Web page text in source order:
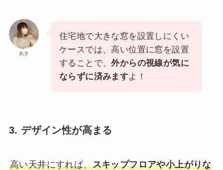
あき
住宅地で大きな窓を設置しにくい
ケースでは、高い位置に窓を設置
することで、外からの視線が気に
ならずに済みますよ！
3. デザイン性が高まる
高い天井にすれば、スキップフロアや小上がりな